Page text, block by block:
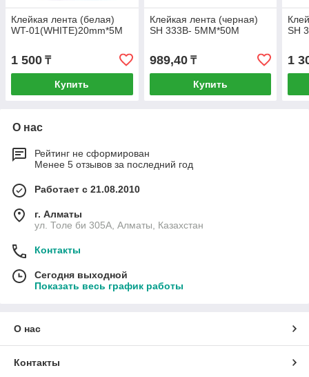
Клейкая лента (белая)
WT-01(WHITE)20mm*5M
1 500 ₸
Купить
Клейкая лента (черная)
SH 333B- 5MM*50M
989,40₸
Купить
SH
1
О нас
Рейтинг не сформирован
Менее 5 отзывов за последний год
Работает с 21.08.2010
г. Алматы
ул. Толе би 305А, Алматы, Казахстан
Контакты
Сегодня выходной
Показать весь график работы
О нас
Контакты